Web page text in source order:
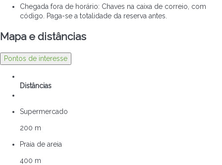
Chegada fora de horário: Chaves na caixa de correio, com
código. Paga-se a totalidade da reserva antes.
Mapa e distâncias
Pontos de interesse
Distâncias
Supermercado
200 m
Praia de areia
400 m